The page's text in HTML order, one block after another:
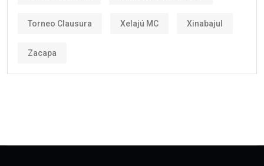
Torneo Clausura Xelajú MC Xinabajul
Zacapa